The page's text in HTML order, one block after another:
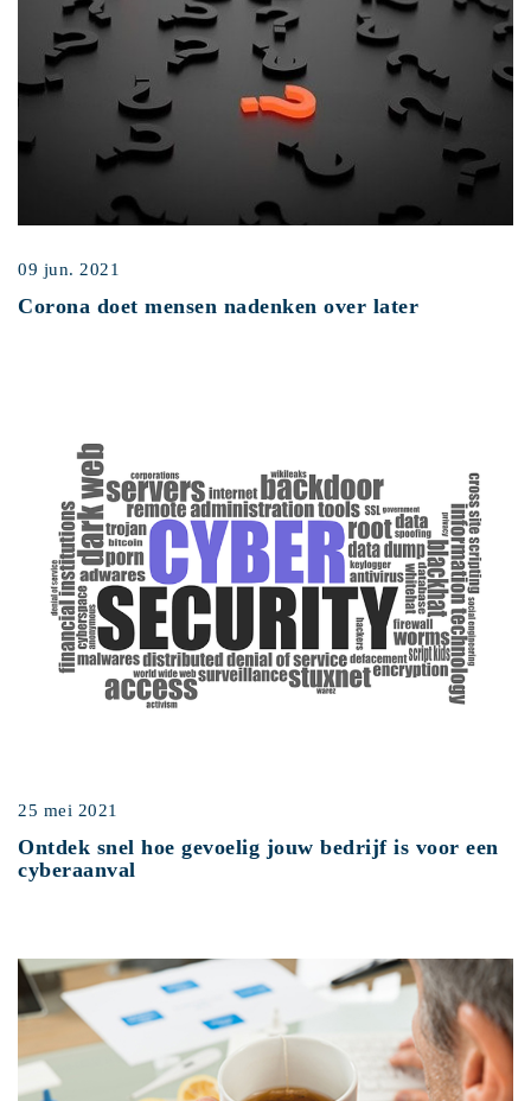
09 jun. 2021
Corona doet mensen nadenken over later
25 mei 2021
Ontdek snel hoe gevoelig jouw bedrijf is voor een
cyberaanval